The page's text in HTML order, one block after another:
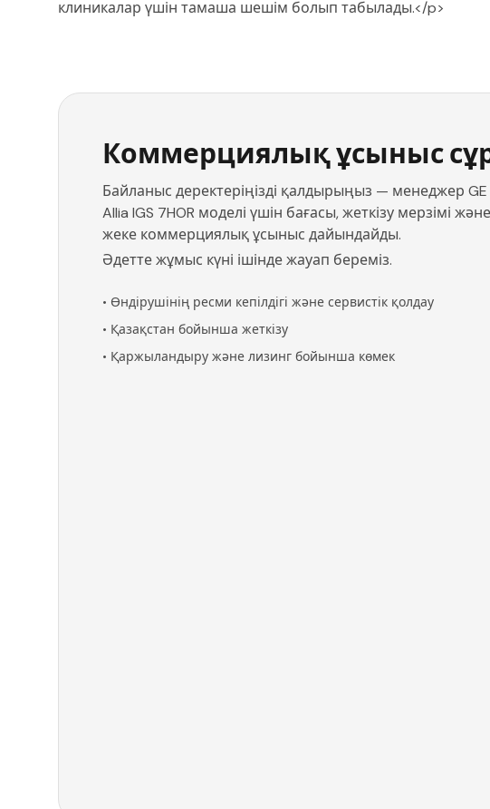
клиникалар үшін тамаша шешім болып табылады.</p>
Коммерциялық ұсыныс
Байланыс деректеріңізді қалдырыңыз — менеджер GE
Allia IGS 7HOR моделі үшін бағасы, жеткізу мерзімі
жеке коммерциялық ұсыныс дайындайды.
Әдетте жұмыс күні ішінде жауап береміз.
• Өндірушінің ресми кепілдігі және сервистік қолдау
• Қазақстан бойынша жеткізу
• Қаржыландыру және лизинг бойынша көмек